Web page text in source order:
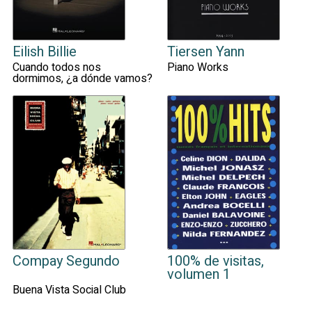
Eilish Billie Tiersen Yann
Cuando todos nos
dormimos, ¿a dónde vamos?
Piano Works
Compay Segundo 100% de visitas,
volumen 1
Buena Vista Social Club